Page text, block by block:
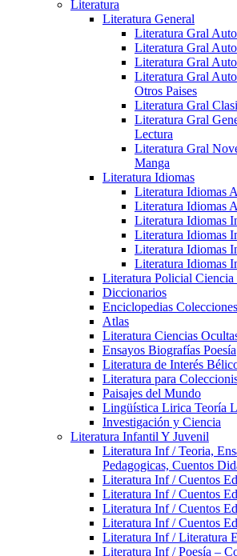
Literatura
Literatura General
Literatura Gral
Literatura Gral
Literatura Gral
Literatura Gral
Otros Paises
Literatura Gral
Literatura Gral
Lectura
Literatura Gral
Manga
Literatura Idiomas
Literatura Idiomas
Literatura Idiomas
Literatura Idiomas
Literatura Idiomas
Literatura Idiomas
Literatura Idiomas
Literatura Policial Ciencia
Diccionarios
Enciclopedias Colecciones
Atlas
Literatura Ciencias
Ensayos Biografías Poesía
Literatura de Interés
Literatura para
Paisajes del Mundo
Lingüística Lirica Teoría
Investigación y Ciencia
Literatura Infantil Y Juvenil
Literatura Inf / Teoria,
Pedagogicas, Cuentos
Literatura Inf / Cuentos
Literatura Inf / Cuentos
Literatura Inf / Cuentos
Literatura Inf / Cuentos
Literatura Inf / Literatura
Literatura Inf / Poesía –